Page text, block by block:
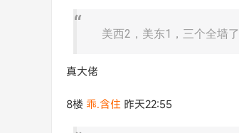
美西2，美东1，三个全墙了
真大佬
8楼 乖.含住 昨天22:55